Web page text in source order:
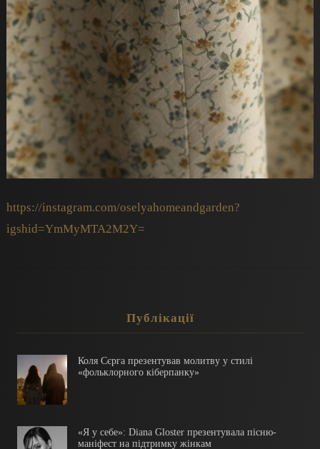
https://instagram.com/oselyahomeandgarden?
igshid=YmMyMTA2M2Y=
Публікації
Коля Сєрга презентував молитву у стилі
«фольклорного кіберпанку»
«Я у себе»: Diana Gloster презентувала пісню-
маніфест на підтримку жінкам